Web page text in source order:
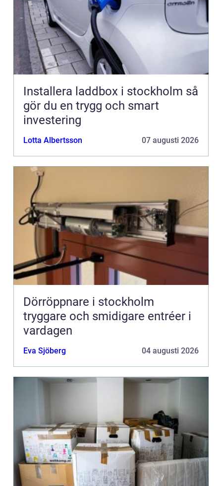
Installera laddbox i stockholm så
gör du en trygg och smart
investering
Lotta Albertsson 07 augusti 2026
Dörröppnare i stockholm
tryggare och smidigare entréer i
vardagen
Eva Sjöberg 04 augusti 2026